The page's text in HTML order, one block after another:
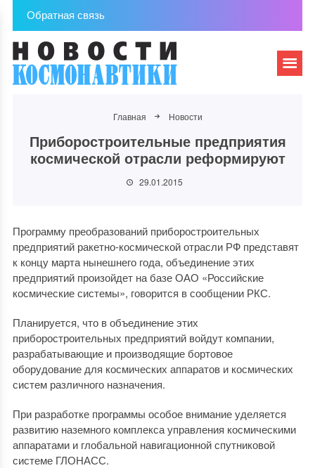
Обратная связь
Главная Новости
Приборостроительные предприятия
космической отрасли реформируют
29.01.2015
Программу преобразований приборостроительных
предприятий ракетно-космической отрасли РФ представят
к концу марта нынешнего года, объединение этих
предприятий произойдет на базе ОАО «Российские
космические системы», говорится в сообщении РКС.
Планируется, что в объединение этих
приборостроительных предприятий войдут компании,
разрабатывающие и производящие бортовое
оборудование для космических аппаратов и космических
систем различного назначения.
При разработке программы особое внимание уделяется
развитию наземного комплекса управления космическими
аппаратами и глобальной навигационной спутниковой
системе ГЛОНАСС.